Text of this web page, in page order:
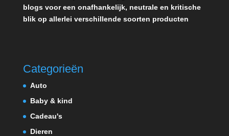
blogs voor een onafhankelijk, neutrale en kritische
blik op allerlei verschillende soorten producten
Categorieën
Auto
Baby & kind
Cadeau's
Dieren